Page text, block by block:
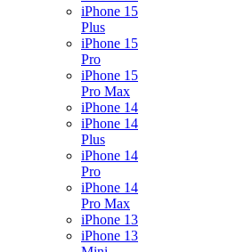
iPhone 15
Plus
iPhone 15
Pro
iPhone 15
Pro Max
iPhone 14
iPhone 14
Plus
iPhone 14
Pro
iPhone 14
Pro Max
iPhone 13
iPhone 13